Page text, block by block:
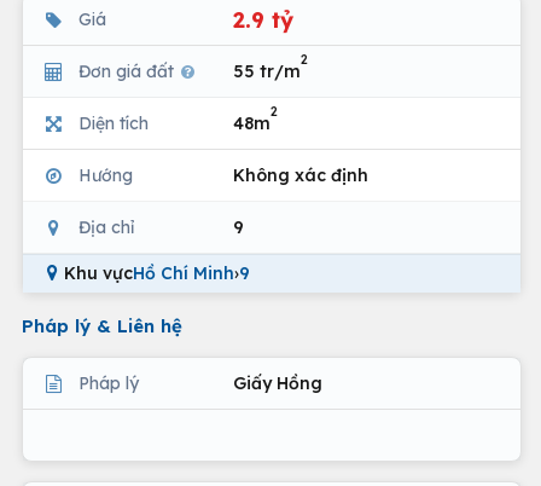
Giá 2.9 tỷ
Đơn giá đất 55 tr/m
2
Diện tích 48m
2
Hướng Không xác định
Địa chỉ 9
Khu vựcHồ Chí Minh›9
Pháp lý & Liên hệ
Pháp lý Giấy Hồng